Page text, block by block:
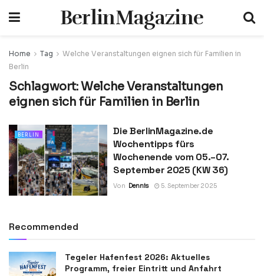
BerlinMagazine
Home Tag
Welche Veranstaltungen eignen sich für Familien in
Berlin
Schlagwort:Welche Veranstaltungen
eignen sich für Familien in Berlin
BERLIN
Die BerlinMagazine.de
Wochentipps fürs
Wochenende vom 05.–07.
September 2025 (KW 36)
Von Dennis 5. September 2025
Recommended
Tegeler Hafenfest 2026: Aktuelles
Programm, freier Eintritt und Anfahrt